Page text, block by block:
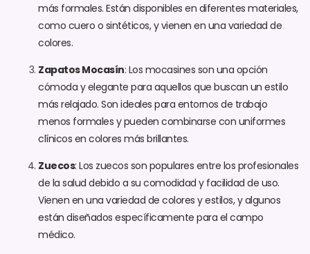
más formales. Están disponibles en diferentes materiales,
como cuero o sintéticos, y vienen en una variedad de
colores.
Zapatos Mocasín: Los mocasines son una opción
cómoda y elegante para aquellos que buscan un estilo
más relajado. Son ideales para entornos de trabajo
menos formales y pueden combinarse con uniformes
clínicos en colores más brillantes.
Zuecos: Los zuecos son populares entre los profesionales
de la salud debido a su comodidad y facilidad de uso.
Vienen en una variedad de colores y estilos, y algunos
están diseñados específicamente para el campo
médico.